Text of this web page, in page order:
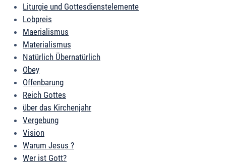
Liturgie und Gottesdienstelemente
Lobpreis
Maerialismus
Materialismus
Natürlich Übernatürlich
Obey
Offenbarung
Reich Gottes
über das Kirchenjahr
Vergebung
Vision
Warum Jesus ?
Wer ist Gott?